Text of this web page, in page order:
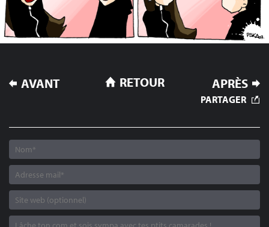
NAVIGATION
DE
AVANT APRÈS
RETOUR
PARTAGER